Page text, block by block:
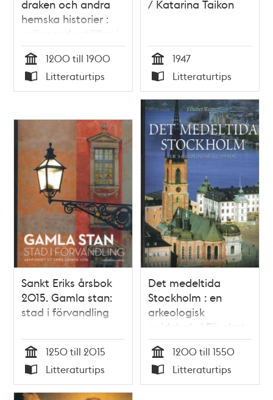
draken och andra
hemska historier :
spännande ställen i
Stockholm / Svante
Björkum
Tid
1200 till 1900
Typ
Litteraturtips
/ Katarina Taikon
Tid
1947
Typ
Litteraturtips
Sankt Eriks årsbok
2015. Gamla stan:
stad i förvandling
Tid
1250 till 2015
Typ
Litteraturtips
Det medeltida
Stockholm : en
arkeologisk
guidebok / Elisabet
Regner
Tid
1200 till 1550
Typ
Litteraturtips